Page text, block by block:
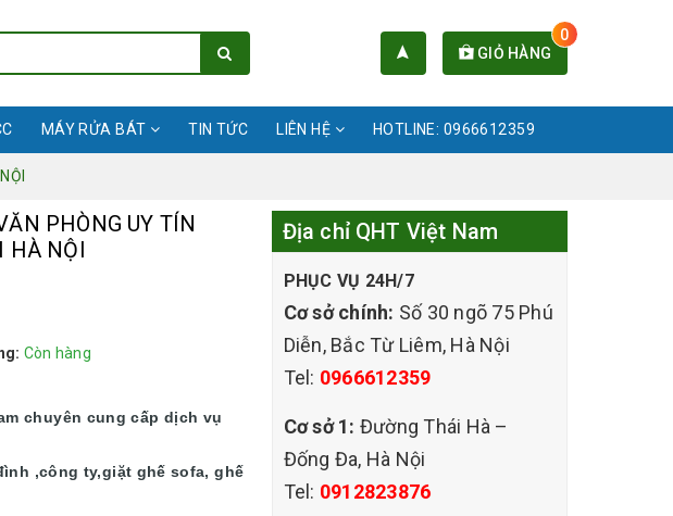
GIỎ HÀNG
0
MÁY RỬA BÁT TIN TỨC LIÊN HỆ HOTLINE: 0966612359
PHÒNG UY TÍN
HÀ NỘI
Còn hàng
chuyên cung cấp dịch vụ
,công ty,giặt ghế sofa, ghế
Địa chỉ QHT Việt Nam
PHỤC VỤ 24H/7
Cơ sở chính: Số 30 ngõ 75 Phú
Diễn, Bắc Từ Liêm, Hà Nội
Tel: 0966612359
Cơ sở 1: Đường Thái Hà –
Đống Đa, Hà Nội
Tel: 0912823876